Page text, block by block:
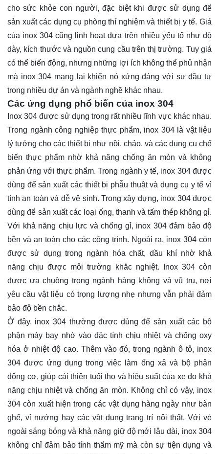
cho sức khỏe con người, đặc biệt khi được sử dụng để
sản xuất các dụng cụ phòng thí nghiệm và thiết bị y tế. Giá
của inox 304 cũng linh hoạt dựa trên nhiều yếu tố như độ
dày, kích thước và nguồn cung cầu trên thị trường. Tuy giá
có thể biến động, nhưng những lợi ích không thể phủ nhận
mà inox 304 mang lại khiến nó xứng đáng với sự đầu tư
trong nhiều dự án và ngành nghề khác nhau.
Các ứng dụng phổ biến của inox 304
Inox 304 được sử dụng trong rất nhiều lĩnh vực khác nhau.
Trong ngành công nghiệp thực phẩm, inox 304 là vật liệu
lý tưởng cho các thiết bị như nồi, chảo, và các dụng cụ chế
biến thực phẩm nhờ khả năng chống ăn mòn và không
phản ứng với thực phẩm. Trong ngành y tế, inox 304 được
dùng để sản xuất các thiết bị phẫu thuật và dụng cụ y tế vì
tính an toàn và dễ vệ sinh. Trong xây dựng, inox 304 được
dùng để sản xuất các loại ống, thanh và tấm thép không gỉ.
Với khả năng chịu lực và chống gỉ, inox 304 đảm bảo độ
bền và an toàn cho các công trình. Ngoài ra, inox 304 còn
được sử dụng trong ngành hóa chất, dầu khí nhờ khả
năng chịu được môi trường khắc nghiệt. Inox 304 còn
được ưa chuộng trong ngành hàng không và vũ trụ, nơi
yêu cầu vật liệu có trọng lượng nhẹ nhưng vẫn phải đảm
bảo độ bền chắc.
Ở đây, inox 304 thường được dùng để sản xuất các bộ
phận máy bay nhờ vào đặc tính chịu nhiệt và chống oxy
hóa ở nhiệt độ cao. Thêm vào đó, trong ngành ô tô, inox
304 được ứng dụng trong việc làm ống xả và bộ phận
động cơ, giúp cải thiện tuổi thọ và hiệu suất của xe do khả
năng chịu nhiệt và chống ăn mòn. Không chỉ có vậy, inox
304 còn xuất hiện trong các vật dụng hàng ngày như bàn
ghế, vỉ nướng hay các vật dụng trang trí nội thất. Với vẻ
ngoài sáng bóng và khả năng giữ độ mới lâu dài, inox 304
không chỉ đảm bảo tính thẩm mỹ mà còn sự tiện dụng và